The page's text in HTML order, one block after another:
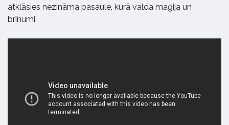
atklāsies nezināma pasaule, kurā valda maģija un
brīnumi.